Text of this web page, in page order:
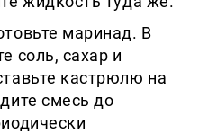
маринад. В
соль, сахар и
кастрюлю на
смесь до